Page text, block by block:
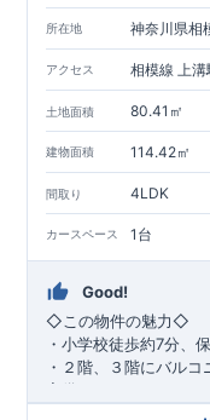
所在地 神奈川県相
アクセス 相模線 上
土地面積 80.41㎡
建物面積 114.42㎡
間取り 4LDK
カースペース 1台
Good!
◇ この物件の魅力◇
・小学校徒歩約7分、
・２階、３階にバルコ
完備。